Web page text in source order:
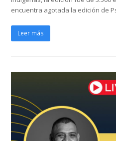
encuentra agotada la edición de
Leer más